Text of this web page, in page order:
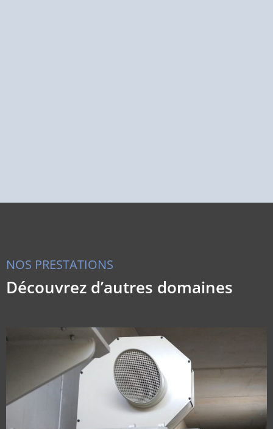
NOS PRESTATIONS
Découvrez d’autres domaines